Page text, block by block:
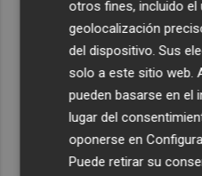
otros fines, incluido el
geolocalización
del dispositivo. Sus
solo a este sitio web.
pueden basarse en el
lugar del
oponerse en
Puede retirar su